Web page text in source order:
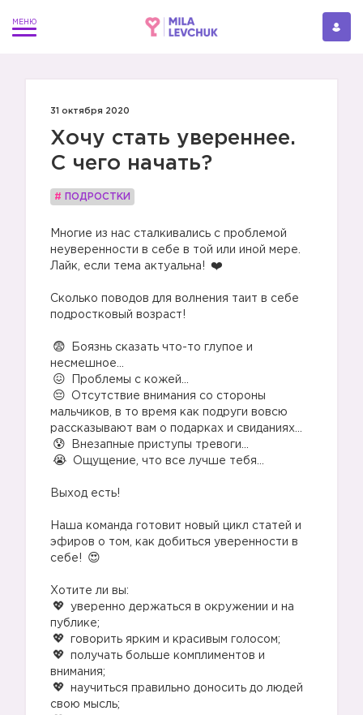
31 октября 2020
Хочу стать увереннее.
С чего начать?
# ПОДРОСТКИ
Многие из нас сталкивались с проблемой
неуверенности в себе в той или иной мере.
Лайк, если тема актуальна!
Сколько поводов для волнения таит в себе
подростковый возраст!
Боязнь сказать что-то глупое и
несмешное…
Проблемы с кожей…
Отсутствие внимания со стороны
мальчиков, в то время как подруги вовсю
рассказывают вам о подарках и свиданиях…
Внезапные приступы тревоги…
Ощущение, что все лучше тебя…
Выход есть!
Наша команда готовит новый цикл статей и
эфиров о том, как добиться уверенности в
себе!
Хотите ли вы:
уверенно держаться в окружении и на
публике;
говорить ярким и красивым голосом;
получать больше комплиментов и
внимания;
научиться правильно доносить до людей
свою мысль;